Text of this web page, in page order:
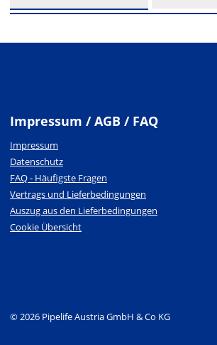
Impressum / AGB / FAQ
Impressum
Datenschutz
FAQ - Häufigste Fragen
Vertrags und Lieferbedingungen
Auszug aus den Lieferbedingungen
Cookie Übersicht
© 2026 Pipelife Austria GmbH & Co KG